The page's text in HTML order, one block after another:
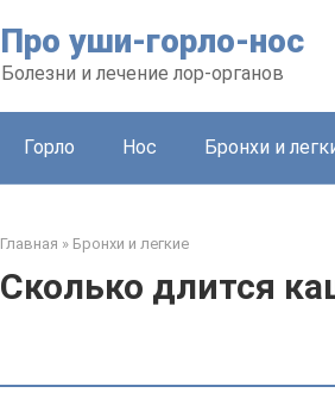
Про уши-горло-нос
Болезни и лечение лор-органов
Горло Нос Бронхи и
Главная » Бронхи и легкие
Сколько длится